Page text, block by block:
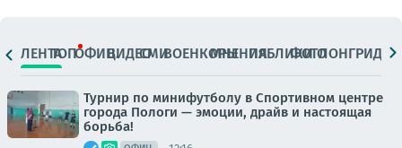
ЛЕНТАТОПОФИЦ.ВИДЕОСМИВОЕНКОРЫМНЕНИЯПАБЛИКИ
ФОТОЛОНГРИДЫ
Турнир по минифутболу в Спортивном центре
города Пологи — эмоции, драйв и настоящая
борьба!